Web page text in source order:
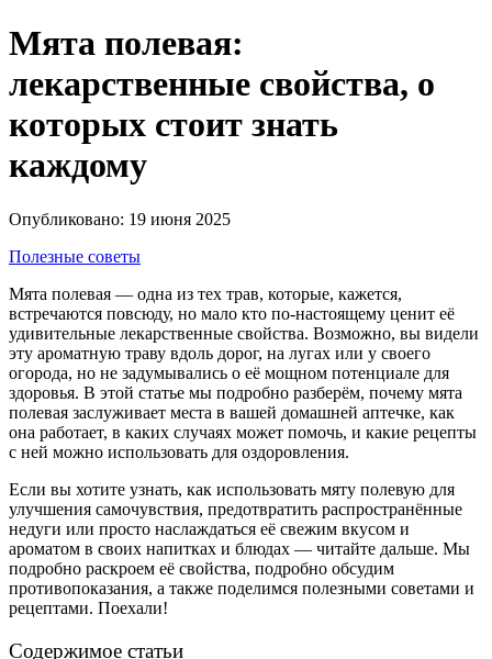
Мята полевая:
лекарственные свойства, о
которых стоит знать
каждому
Опубликовано: 19 июня 2025
Полезные советы
Мята полевая — одна из тех трав, которые, кажется,
встречаются повсюду, но мало кто по-настоящему ценит её
удивительные лекарственные свойства. Возможно, вы видели
эту ароматную траву вдоль дорог, на лугах или у своего
огорода, но не задумывались о её мощном потенциале для
здоровья. В этой статье мы подробно разберём, почему мята
полевая заслуживает места в вашей домашней аптечке, как
она работает, в каких случаях может помочь, и какие рецепты
с ней можно использовать для оздоровления.
Если вы хотите узнать, как использовать мяту полевую для
улучшения самочувствия, предотвратить распространённые
недуги или просто наслаждаться её свежим вкусом и
ароматом в своих напитках и блюдах — читайте дальше. Мы
подробно раскроем её свойства, подробно обсудим
противопоказания, а также поделимся полезными советами и
рецептами. Поехали!
Содержимое статьи